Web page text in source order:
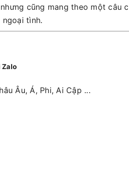
cũng mang theo một câu
tình.
Zalo
Âu, Á, Phi, Ai Cập ...